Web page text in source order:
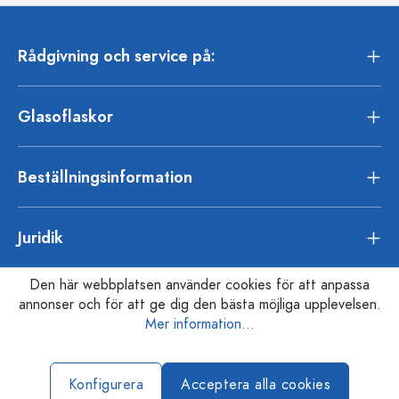
Rådgivning och service på:
Glasoflaskor
Beställningsinformation
Juridik
Den här webbplatsen använder cookies för att anpassa
annonser och för att ge dig den bästa möjliga upplevelsen.
Mer information...
Konfigurera Acceptera alla cookies